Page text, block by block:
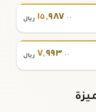
١٥,٩٨٧.٠٠ ريال
٧,٩٩٣.٠٠ ريال